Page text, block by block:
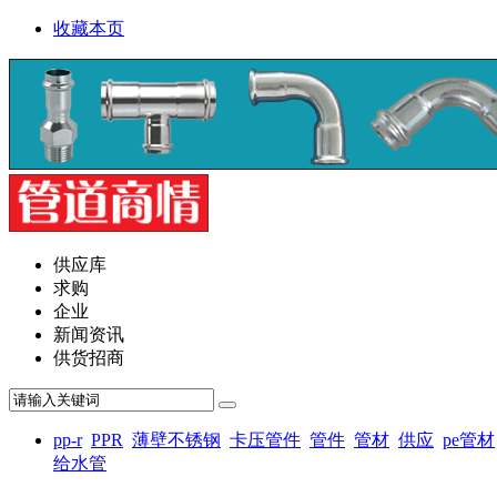
收藏本页
供应库
求购
企业
新闻资讯
供货招商
pp-r PPR 薄壁不锈钢 卡压管件 管件 管材 供应 pe管材
给水管